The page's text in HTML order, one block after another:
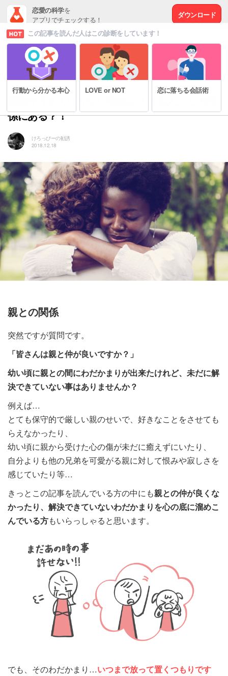
恋愛の科学を
アプリでチェックする！
ダウンロード
# 恋の悩みを解決する方法
係にある？！
けろっぴーの勧誘
2018.12.18
親との関係
突然ですが質問です。
「皆さんは親と仲が良いですか？」
幼い頃に親との間にわだかまりが出来たけれど、未だに解
決できていない事はありませんか？
例えば…
とても保守的で厳しい親のせいで、好きなことをさせても
らえなかったり、
幼い頃に親から受けた心の傷が未だに癒えずにいたり、
自分よりも他の兄弟を可愛がる親に対して恨みや寂しさを
感じていたり等…
きっとこの記事を読んでいる方の中にも親との仲が良くな
かったり、解決できていないわだかまりを心の底に溜めこ
んでいる方もいらっしゃると思います。
でも、そのわだかまり…いつまで放って置くつもりです
この記事を読んだ人はこの診断をしています！
行動から分かる本心 LOVE or NOT 恋に落ちる会話術